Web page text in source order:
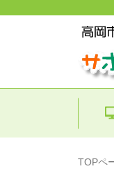
TOPペ